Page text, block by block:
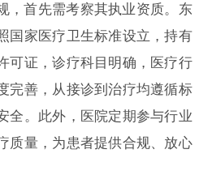
，首先需考察其执业资质。东
国家医疗卫生标准设立，持有
可证，诊疗科目明确，医疗行
完善，从接诊到治疗均遵循标
全。此外，医院定期参与行业
质量，为患者提供合规、放心